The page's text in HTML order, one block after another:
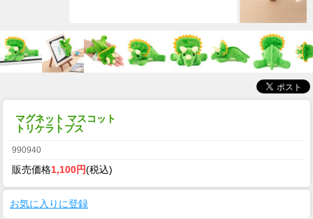
マグネット マスコット
トリケラトプス
990940
販売価格1,100円(税込)
お気に入りに登録